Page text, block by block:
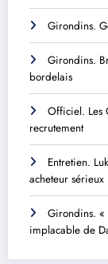
Girondins.
Girondins.
bordelais
Officiel. Les
recrutement
Entretien.
acheteur
Girondins. «
implacable de